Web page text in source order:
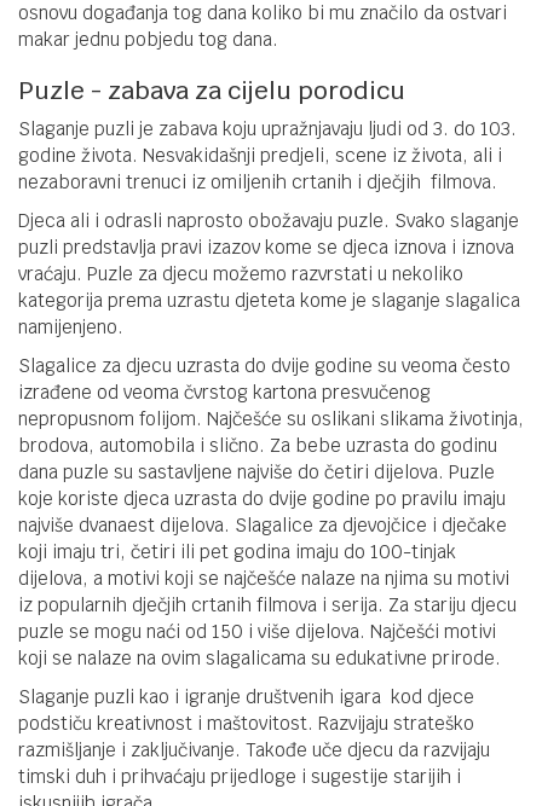
osnovu događanja tog dana koliko bi mu značilo da ostvari
makar jednu pobjedu tog dana.
Puzle - zabava za cijelu porodicu
Slaganje puzli je zabava koju upražnjavaju ljudi od 3. do 103.
godine života. Nesvakidašnji predjeli, scene iz života, ali i
nezaboravni trenuci iz omiljenih crtanih i dječjih filmova.
Djeca ali i odrasli naprosto obožavaju puzle. Svako slaganje
puzli predstavlja pravi izazov kome se djeca iznova i iznova
vraćaju. Puzle za djecu možemo razvrstati u nekoliko
kategorija prema uzrastu djeteta kome je slaganje slagalica
namijenjeno.
Slagalice za djecu uzrasta do dvije godine su veoma često
izrađene od veoma čvrstog kartona presvučenog
nepropusnom folijom. Najčešće su oslikani slikama životinja,
brodova, automobila i slično. Za bebe uzrasta do godinu
dana puzle su sastavljene najviše do četiri dijelova. Puzle
koje koriste djeca uzrasta do dvije godine po pravilu imaju
najviše dvanaest dijelova. Slagalice za djevojčice i dječake
koji imaju tri, četiri ili pet godina imaju do 100-tinjak
dijelova, a motivi koji se najčešće nalaze na njima su motivi
iz popularnih dječjih crtanih filmova i serija. Za stariju djecu
puzle se mogu naći od 150 i više dijelova. Najčešći motivi
koji se nalaze na ovim slagalicama su edukativne prirode.
Slaganje puzli kao i igranje društvenih igara kod djece
podstiču kreativnost i maštovitost. Razvijaju strateško
razmišljanje i zaključivanje. Takođe uče djecu da razvijaju
timski duh i prihvaćaju prijedloge i sugestije starijih i